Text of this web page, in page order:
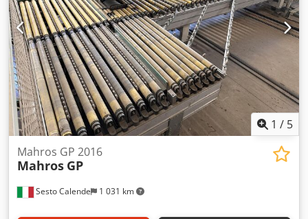
1 / 5
Sesto Calende 1 031 km
Mahros GP 2016
Mahros GP